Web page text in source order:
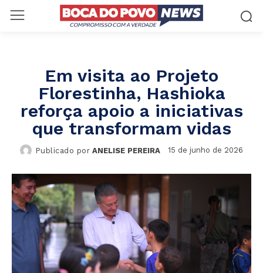
Em visita ao Projeto
Florestinha, Hashioka
reforça apoio a iniciativas
que transformam vidas
Publicado por ANELISE PEREIRA 15 de junho de 2026